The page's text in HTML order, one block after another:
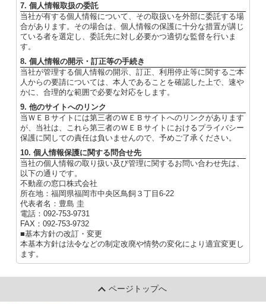
7. 個人情報取扱の委託
当社が有する個人情報について、その取扱いを外部に委託する場
合があります。その場合は、個人情報の保護に十分な措置が講じ
ている者を選定し、委託先に対し必要かつ適切な監督を行いま
す。
8. 個人情報の開示・訂正等の手続き
当社が管理する個人情報の開示、訂正、利用停止等に関するご本
人からの要請については、本人であることを確認した上で、速や
かに、合理的な範囲で必要な対応をします。
9. 他のサイトへのリンク
当ＷＥＢサイトには第三者のＷＥＢサイトへのリンクがあります
が、当社は、これら第三者のＷＥＢサイトにおけるプライバシー
保護に関しての責任は負いませんので、予めご了承ください。
10. 個人情報保護に関する問合せ先
当社の個人情報の取り扱い及び管理に関するお問い合わせ先は、
以下の通りです。
不動産の窓口株式会社
所在地：福岡県福岡市中央区鳥飼３丁目6-22
代表者名：豊島 圭
電話：092-753-9731
FAX：092-753-9732
■基本方針の改訂・変更
本基本方針は法令などの制定改廃や情勢の変化により適宜変更し
ます。
ページトップへ